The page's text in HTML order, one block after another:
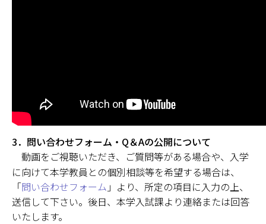
3．問い合わせフォーム・Q＆Aの公開について
動画をご視聴いただき、ご質問等がある場合や、入学
に向けて本学教員との個別相談等を希望する場合は、
「問い合わせフォーム 」より、所定の項目に入力の上、
送信して下さい。後日、本学入試課より連絡または回答
いたします。